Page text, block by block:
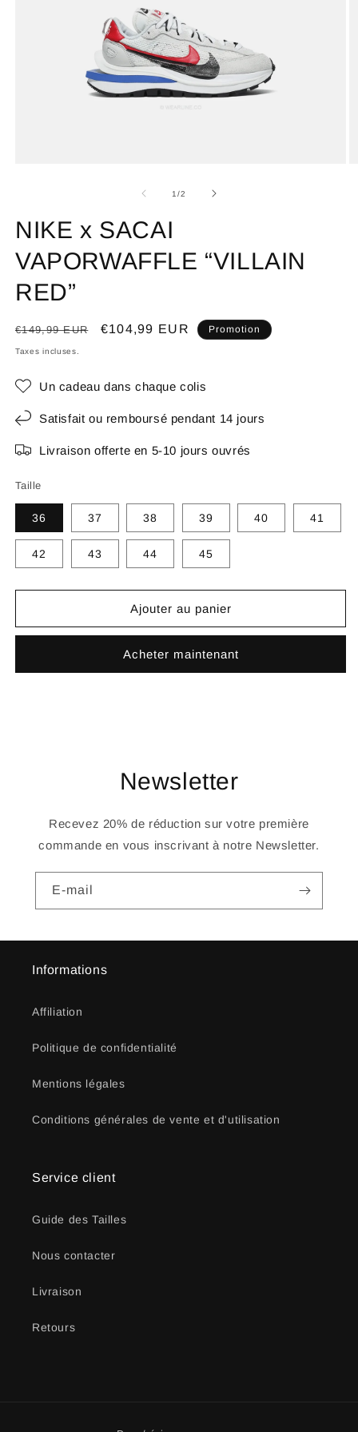
1/de
2
NIKE x SACAI
VAPORWAFFLE “VILLAIN
RED”
Prix
habituel
€149,99 EUR
Prix
€104,99 EUR Promotion
Taxes incluses.
Un cadeau dans chaque colis
Satisfait ou remboursé pendant 14 jours
Livraison offerte en 5-10 jours ouvrés
Taille
36 37 38 39 40 41
42 43 44 45
Ajouter au panier
Acheter maintenant
Newsletter
Recevez 20% de réduction sur votre première
commande en vous inscrivant à notre Newsletter.
E-mail
Informations
Affiliation
Politique de confidentialité
Mentions légales
Conditions générales de vente et d'utilisation
Service client
Guide des Tailles
Nous contacter
Livraison
Retours